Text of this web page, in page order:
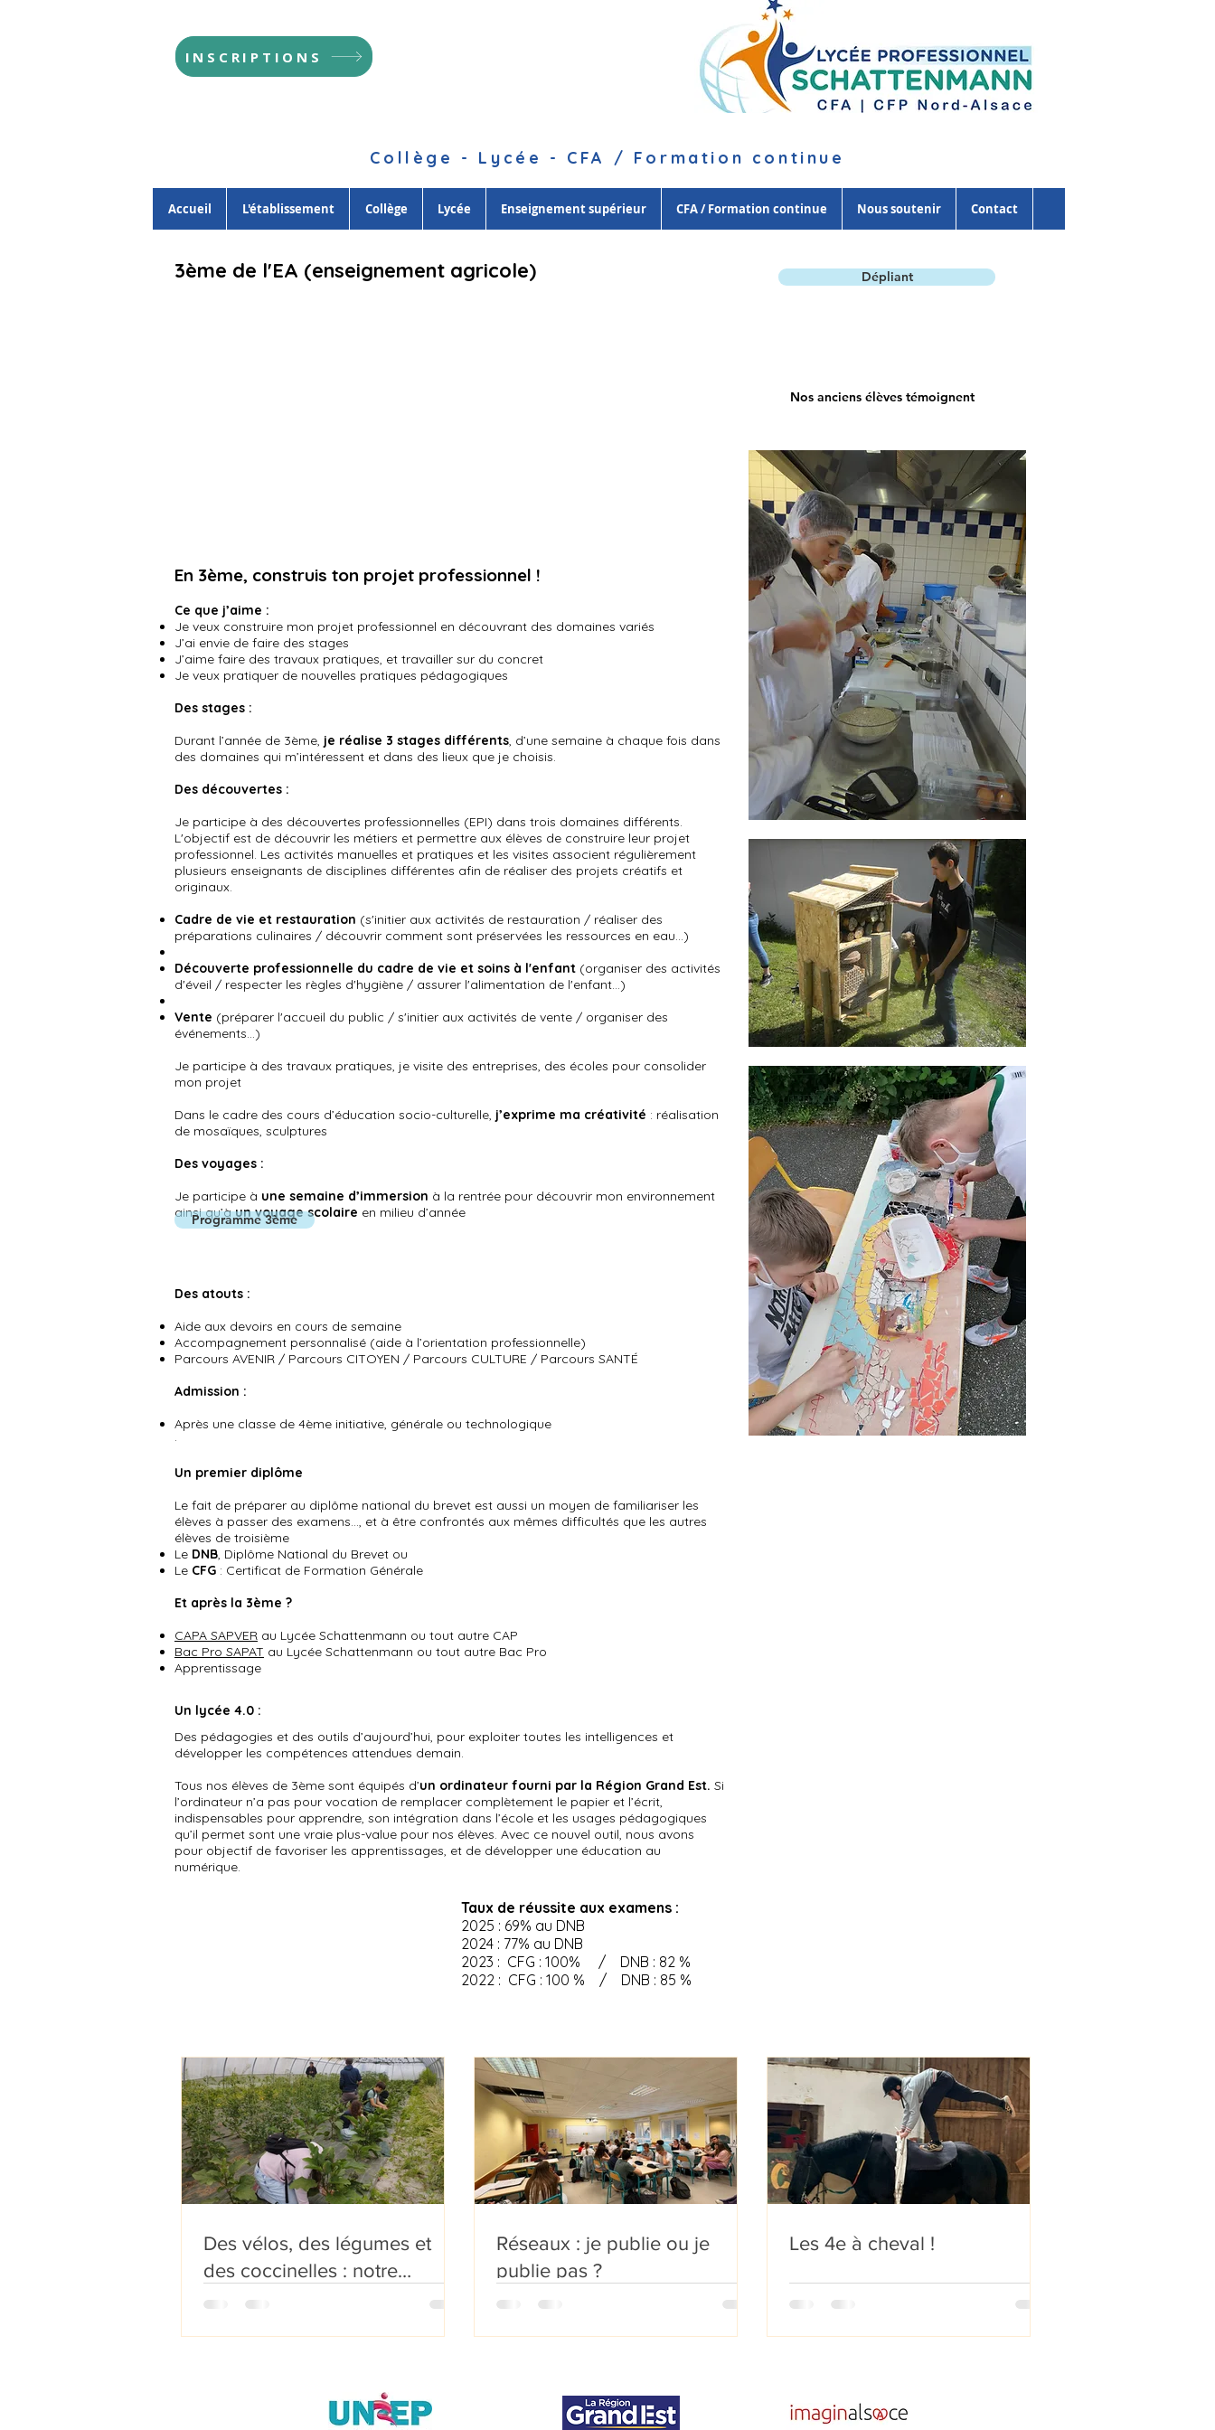
INSCRIPTIONS
Collège - Lycée - CFA / Formation continue
Accueil L'établissement Collège Lycée Enseignement supérieur CFA / Formation continue Nous soutenir Contact
3ème de l'EA (enseignement agricole)
En 3ème, construis ton projet professionnel !
Ce que j’aime :
Je veux construire mon projet professionnel en découvrant des domaines variés
J’ai envie de faire des stages
J’aime faire des travaux pratiques, et travailler sur du concret
Je veux pratiquer de nouvelles pratiques pédagogiques
Des stages :
Durant l’année de 3ème, je réalise 3 stages différents, d’une semaine à chaque fois dans
des domaines qui m’intéressent et dans des lieux que je choisis.
Des découvertes :
Je participe à des découvertes professionnelles (EPI) dans trois domaines différents.
L'objectif est de découvrir les métiers et permettre aux élèves de construire leur projet
professionnel. Les activités manuelles et pratiques et les visites associent régulièrement
plusieurs enseignants de disciplines différentes afin de réaliser des projets créatifs et
originaux.
Cadre de vie et restauration (s'initier aux activités de restauration / réaliser des
préparations culinaires / découvrir comment sont préservées les ressources en eau...)
Découverte professionnelle du cadre de vie et soins à l'enfant (organiser des activités
d'éveil / respecter les règles d'hygiène / assurer l'alimentation de l'enfant...)
Vente (préparer l'accueil du public / s'initier aux activités de vente / organiser des
événements...)
Je participe à des travaux pratiques, je visite des entreprises, des écoles pour consolider
mon projet
Dans le cadre des cours d’éducation socio-culturelle, j’exprime ma créativité : réalisation
de mosaïques, sculptures
Des voyages :
Je participe à une semaine d’immersion à la rentrée pour découvrir mon environnement
ainsi qu’àun voyage scolaire en milieu d’année
Des atouts :
Aide aux devoirs en cours de semaine
Accompagnement personnalisé (aide à l’orientation professionnelle)
Parcours AVENIR / Parcours CITOYEN / Parcours CULTURE / Parcours SANTÉ
Admission :
Après une classe de 4ème initiative, générale ou technologique
·
Un premier diplôme
Le fait de préparer au diplôme national du brevet est aussi un moyen de familiariser les
élèves à passer des examens..., et à être confrontés aux mêmes difficultés que les autres
élèves de troisième
Le DNB, Diplôme National du Brevet ou
Le CFG : Certificat de Formation Générale
Et après la 3ème ?
CAPA SAPVER au Lycée Schattenmann ou tout autre CAP
Bac Pro SAPAT au Lycée Schattenmann ou tout autre Bac Pro
Apprentissage
Un lycée 4.0 :
Des pédagogies et des outils d’aujourd’hui, pour exploiter toutes les intelligences et
développer les compétences attendues demain.
Tous nos élèves de 3ème sont équipés d’un ordinateur fourni par la Région Grand Est. Si
l’ordinateur n’a pas pour vocation de remplacer complètement le papier et l’écrit,
indispensables pour apprendre, son intégration dans l’école et les usages pédagogiques
qu’il permet sont une vraie plus-value pour nos élèves. Avec ce nouvel outil, nous avons
pour objectif de favoriser les apprentissages, et de développer une éducation au
numérique.
Programme 3ème
Dépliant
Nos anciens élèves témoignent
Taux de réussite aux examens :
2025 : 69% au DNB
2024 : 77% au DNB
2023 : CFG : 100% / DNB : 82 %
2022 : CFG : 100 % / DNB : 85 %
Des vélos, des légumes et
des coccinelles : notre
aventure éco-responsable
Réseaux : je publie ou je
publie pas ?
Les 4e à cheval !